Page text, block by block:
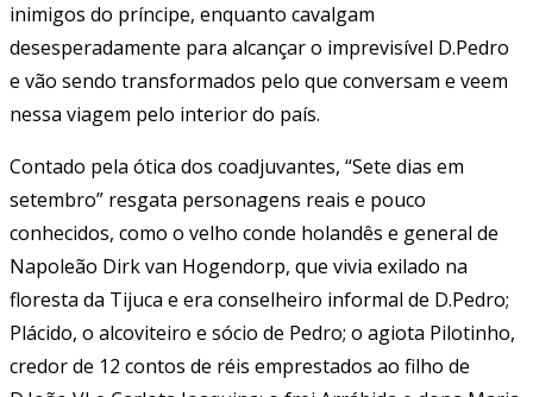
inimigos do príncipe, enquanto cavalgam
desesperadamente para alcançar o imprevisível D.Pedro
e vão sendo transformados pelo que conversam e veem
nessa viagem pelo interior do país.
Contado pela ótica dos coadjuvantes, “Sete dias em
setembro” resgata personagens reais e pouco
conhecidos, como o velho conde holandês e general de
Napoleão Dirk van Hogendorp, que vivia exilado na
floresta da Tijuca e era conselheiro informal de D.Pedro;
Plácido, o alcoviteiro e sócio de Pedro; o agiota Pilotinho,
credor de 12 contos de réis emprestados ao filho de